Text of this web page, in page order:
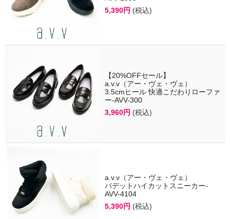
5,390円 (税込)
【20%OFFセール】
a.v.v（アー・ヴェ・ヴェ）
3.5cmヒール 快適こだわりローファ
ー-AVV-300
3,960円 (税込)
a.v.v（アー・ヴェ・ヴェ）
パデットハイカットスニーカー-
AVV-4104
5,390円 (税込)